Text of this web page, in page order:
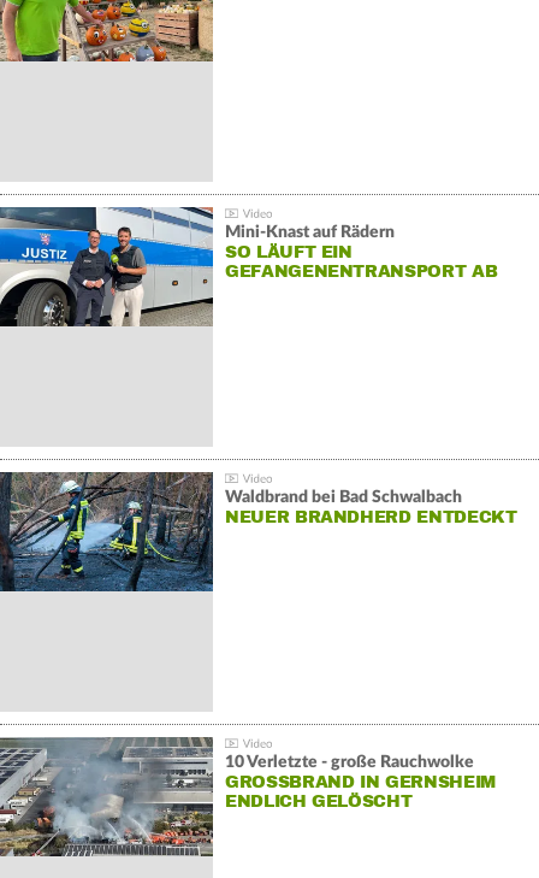
Mini-Knast auf Rädern
SO LÄUFT EIN
GEFANGENENTRANSPORT AB
Waldbrand bei Bad Schwalbach
NEUER BRANDHERD ENTDECKT
10 Verletzte - große Rauchwolke
GROSSBRAND IN GERNSHEIM E
NDLICH GELÖSCHT